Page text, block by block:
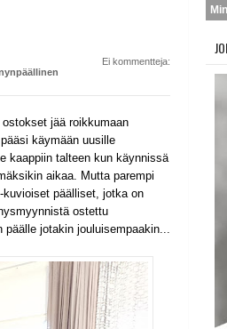
Ei kommentteja:
jää roikkumaan
käymään uusille
kaappiin talteen kun käynnissä
aikaa. Mutta parempi
päälliset, jotka on
ostettu
jotakin jouluisempaakin...